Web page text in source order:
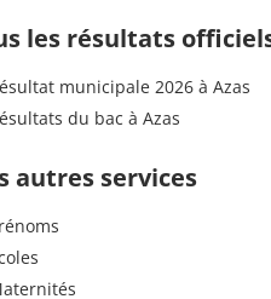
les résultats
municipale 2026 à Azas
du bac à Azas
autres services